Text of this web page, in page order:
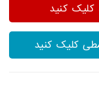
کنید
کلیک کنید